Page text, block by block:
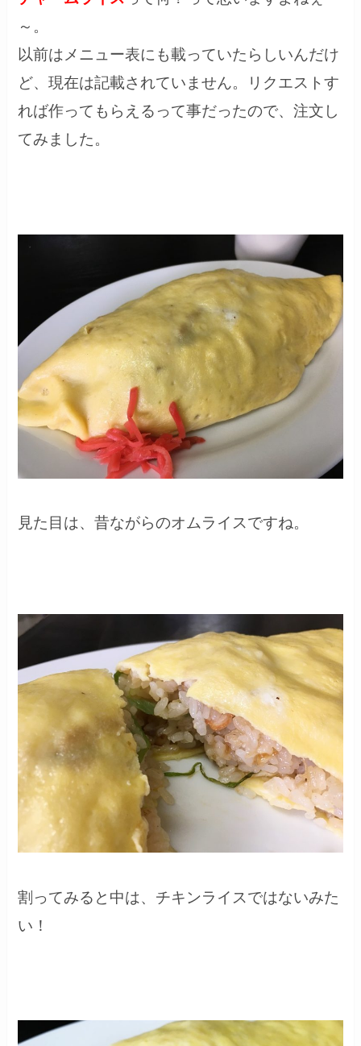
～。
以前はメニュー表にも載っていたらしいんだけ
ど、現在は記載されていません。リクエストす
れば作ってもらえるって事だったので、注文し
てみました。
見た目は、昔ながらのオムライスですね。
割ってみると中は、チキンライスではないみた
い！